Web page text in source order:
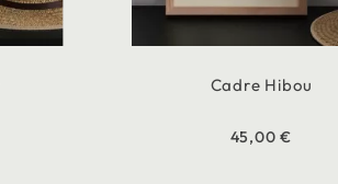
Cadre Hibou
45,00 €